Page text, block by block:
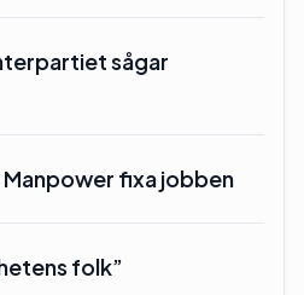
sågar
fixa jobben
folk”